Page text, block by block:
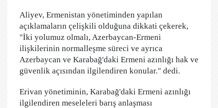
Aliyev, Ermenistan yönetiminden yapılan
açıklamaların çelişkili olduğuna dikkati çekerek,
"İki yolumuz olmalı, Azerbaycan-Ermeni
ilişkilerinin normalleşme süreci ve ayrıca
Azerbaycan ve Karabağ'daki Ermeni azınlığı hak ve
güvenlik açısından ilgilendiren konular." dedi.
Erivan yönetiminin, Karabağ'daki Ermeni azınlığı
ilgilendiren meseleleri barış anlaşması